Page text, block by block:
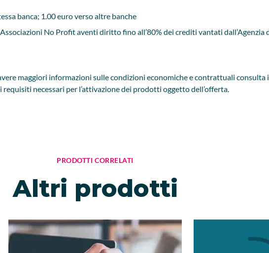
banca; 1.00 euro verso altre banche
No Profit aventi diritto fino all’80% dei crediti vantati dall’Agenzia
maggiori informazioni sulle condizioni economiche e contrattuali
requisiti necessari per l’attivazione dei prodotti oggetto dell’offerta.
PRODOTTI CORRELATI
Altri prodotti